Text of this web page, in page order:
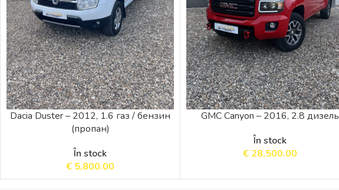
Dacia Duster – 2012, 1.6 газ / бензин
(пропан)
În stock
€ 5,800.00
GMC Canyon – 2016, 2.8 дизель
În stock
€ 28,500.00